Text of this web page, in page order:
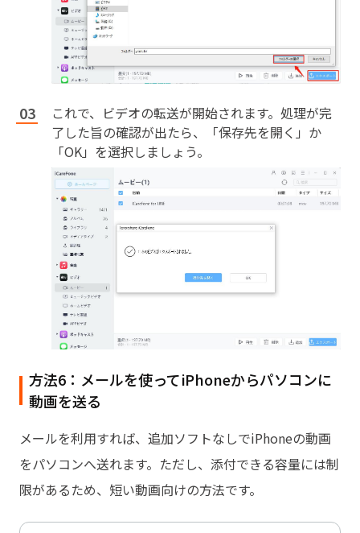
これで、ビデオの転送が開始されます。処理が完
了した旨の確認が出たら、「保存先を開く」か
「OK」を選択しましょう。
方法6：メールを使ってiPhoneからパソコンに
動画を送る
メールを利用すれば、追加ソフトなしでiPhoneの動画
をパソコンへ送れます。ただし、添付できる容量には制
限があるため、短い動画向けの方法です。